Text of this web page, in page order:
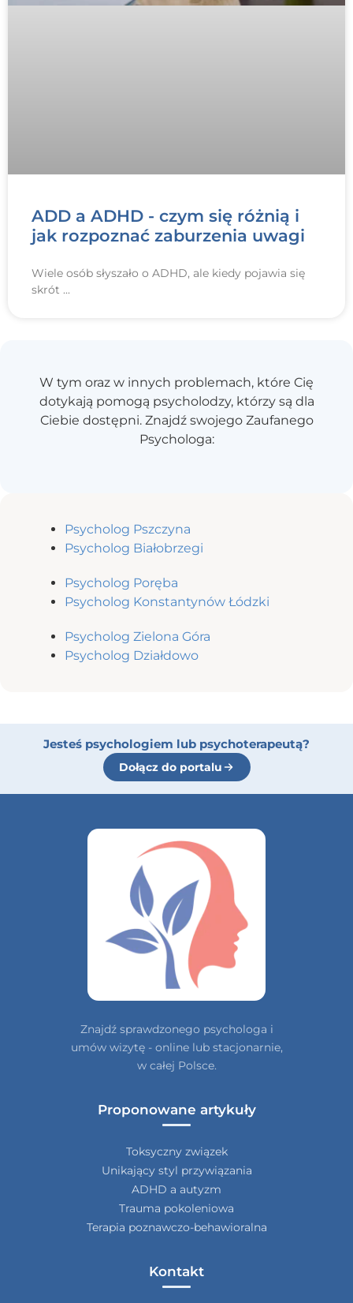
ADD a ADHD - czym się różnią i
jak rozpoznać zaburzenia uwagi
Wiele osób słyszało o ADHD, ale kiedy pojawia się
skrót
W tym oraz w innych problemach, które Cię
dotykają pomogą psycholodzy, którzy są dla
Ciebie dostępni. Znajdź swojego Zaufanego
Psychologa:
Psycholog Pszczyna
Psycholog Białobrzegi
Psycholog Poręba
Psycholog Konstantynów Łódzki
Psycholog Zielona Góra
Psycholog Działdowo
Jesteś psychologiem lub psychoterapeutą?
Dołącz do portalu
Znajdź sprawdzonego psychologa i
umów wizytę - online lub stacjonarnie,
w całej Polsce.
Proponowane artykuły
Toksyczny związek
Unikający styl przywiązania
ADHD a autyzm
Trauma pokoleniowa
Terapia poznawczo-behawioralna
Kontakt